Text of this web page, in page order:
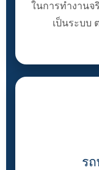
ในการทำงานจ
เป็นระบบ
ร